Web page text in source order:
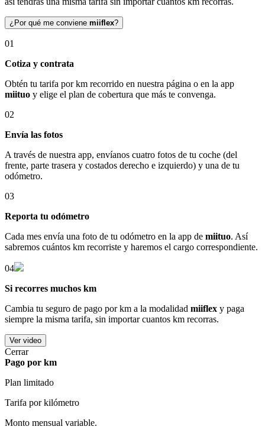
¿Por qué me conviene miiflex?
01
Cotiza y contrata
Obtén tu tarifa por km recorrido en nuestra página o en la app
miituo y elige el plan de cobertura que más te convenga.
02
Envía las fotos
A través de nuestra app, envíanos cuatro fotos de tu coche (del
frente, parte trasera y costados derecho e izquierdo) y una de tu
odómetro.
03
Reporta tu odómetro
Cada mes envía una foto de tu odómetro en la app de miituo. Así
sabremos cuántos km recorriste y haremos el cargo correspondiente.
04
Si recorres muchos km
Cambia tu seguro de pago por km a la modalidad miiflex y paga
siempre la misma tarifa, sin importar cuantos km recorras.
Ver video
Cerrar
Pago por km
Plan limitado
Tarifa por kilómetro
Monto mensual variable.